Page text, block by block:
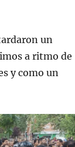
un
a ritmo de
y como un